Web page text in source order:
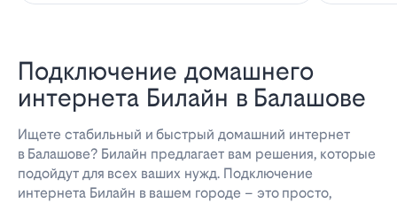
Подключение домашнего
интернета Билайн в Балашове
Ищете стабильный и быстрый домашний интернет
в Балашове? Билайн предлагает вам решения, которые
подойдут для всех ваших нужд. Подключение
интернета Билайн в вашем городе – это просто,